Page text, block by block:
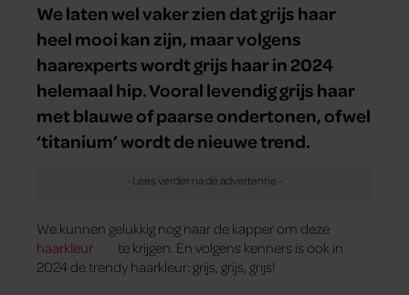
We laten wel vaker zien dat grijs haar
heel mooi kan zijn, maar volgens
haarexperts wordt grijs haar in 2024
helemaal hip. Vooral levendig grijs haar
met blauwe of paarse ondertonen, ofwel
‘titanium’ wordt de nieuwe trend.
We kunnen gelukkig nog naar de kapper om deze
haarkleur
te krijgen. En volgens kenners is ook in
2024 de trendy haarkleur: grijs, grijs, grijs!